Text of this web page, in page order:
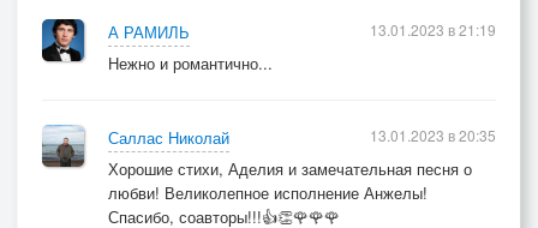
А РАМИЛЬ
Нежно и романтично...
13.01.2023 в 21:19
Саллас Николай
Хорошие стихи, Аделия и замечательная песня о
любви! Великолепное исполнение Анжелы!
Спасибо, соавторы!!!👍👏🌹🌹🌹
13.01.2023 в 20:35